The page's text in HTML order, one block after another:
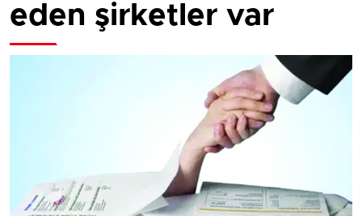
eden şirketler var